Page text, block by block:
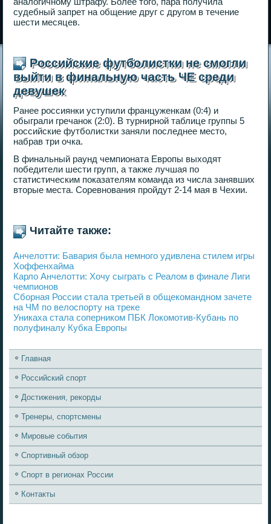
судебный запрет на общение друг с другом в течение
шести месяцев.
Российские футболистки не смогли
выйти в финальную часть ЧЕ среди
девушек
Ранее россиянки уступили француженкам (0:4) и
обыграли гречанок (2:0). В турнирной таблице группы 5
российские футболистки заняли последнее место,
набрав три очка.
В финальный раунд чемпионата Европы выходят
победители шести групп, а также лучшая по
статистическим показателям команда из числа занявших
вторые места. Соревнования пройдут 2-14 мая в Чехии.
Читайте также:
Анчелотти: Бавария была немного удивлена стилем игры
Хоффенхайма
Карло Анчелотти: Хочу сыграть с Реалом в финале Лиги
чемпионов
Сборная России стала третьей в общекомандном зачете
на ЧМ по велоспорту на треке
Уникаха стала соперником ПБК Локомотив-Кубань по
полуфиналу Кубка Европы
Главная
Российский спорт
Достижения, рекорды
Тренеры, спортсмены
Мировые события
Спортивный обзор
Спорт в регионах России
Контакты